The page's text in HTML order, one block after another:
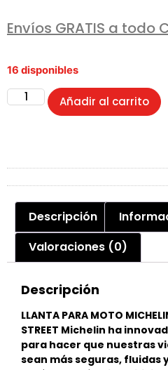
Envíos GRATIS a todo
16 disponibles
Añadir al carrito
Descripción
Valoraciones (0)
Descripción
LLANTA PARA MOTO
STREET Michelin ha
para hacer que nuestras
sean más seguras, fluidas